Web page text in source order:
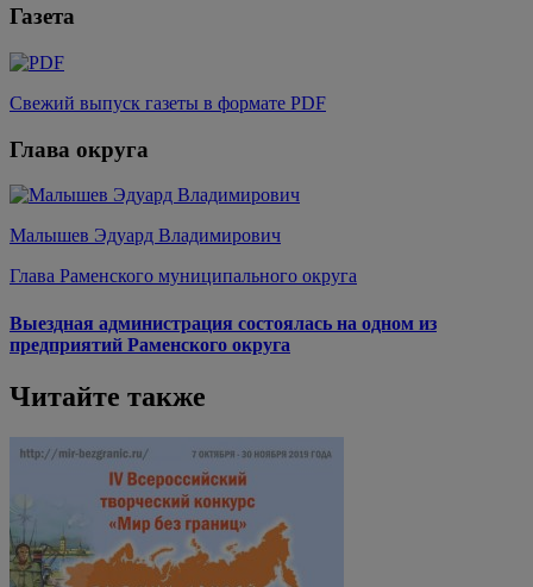
Газета
Свежий выпуск газеты в формате PDF
Глава округа
Малышев Эдуард Владимирович
Глава Раменского муниципального округа
Выездная администрация состоялась на одном из
предприятий Раменского округа
Читайте также